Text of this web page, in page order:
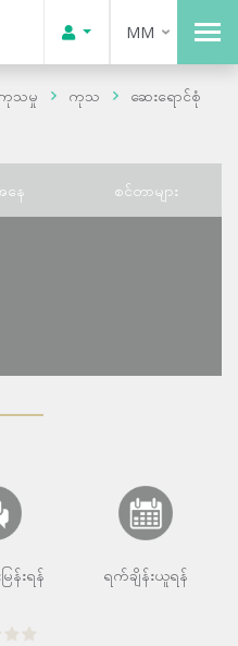
MM
ကုသမှု ကုသ
ဆေးရောင်စုံ
နေ စင်တာများ
ြန်းရန် ရက်ချိန်းယူရန်